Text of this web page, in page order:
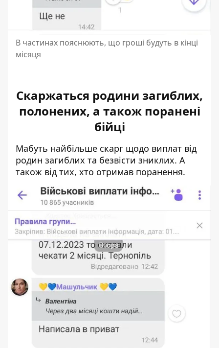
В частинах пояснюють, що гроші будуть в кінці
місяця
Скаржаться родини загиблих,
полонених, а також поранені
бійці
Мабуть найбільше скарг щодо виплат від
родин загиблих та безвісти зниклих. А
також від тих, хто отримав поранення.